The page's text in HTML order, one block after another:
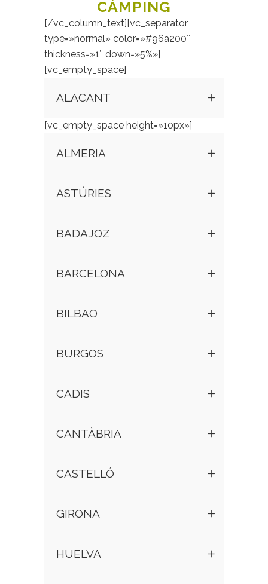
CÀMPING
[/vc_column_text][vc_separator
type=»normal» color=»#96a200″
thickness=»1″ down=»5%»]
[vc_empty_space]
ALACANT
[vc_empty_space height=»10px»]
ALMERIA
ASTÚRIES
BADAJOZ
BARCELONA
BILBAO
BURGOS
CADIS
CANTÀBRIA
CASTELLÓ
GIRONA
HUELVA